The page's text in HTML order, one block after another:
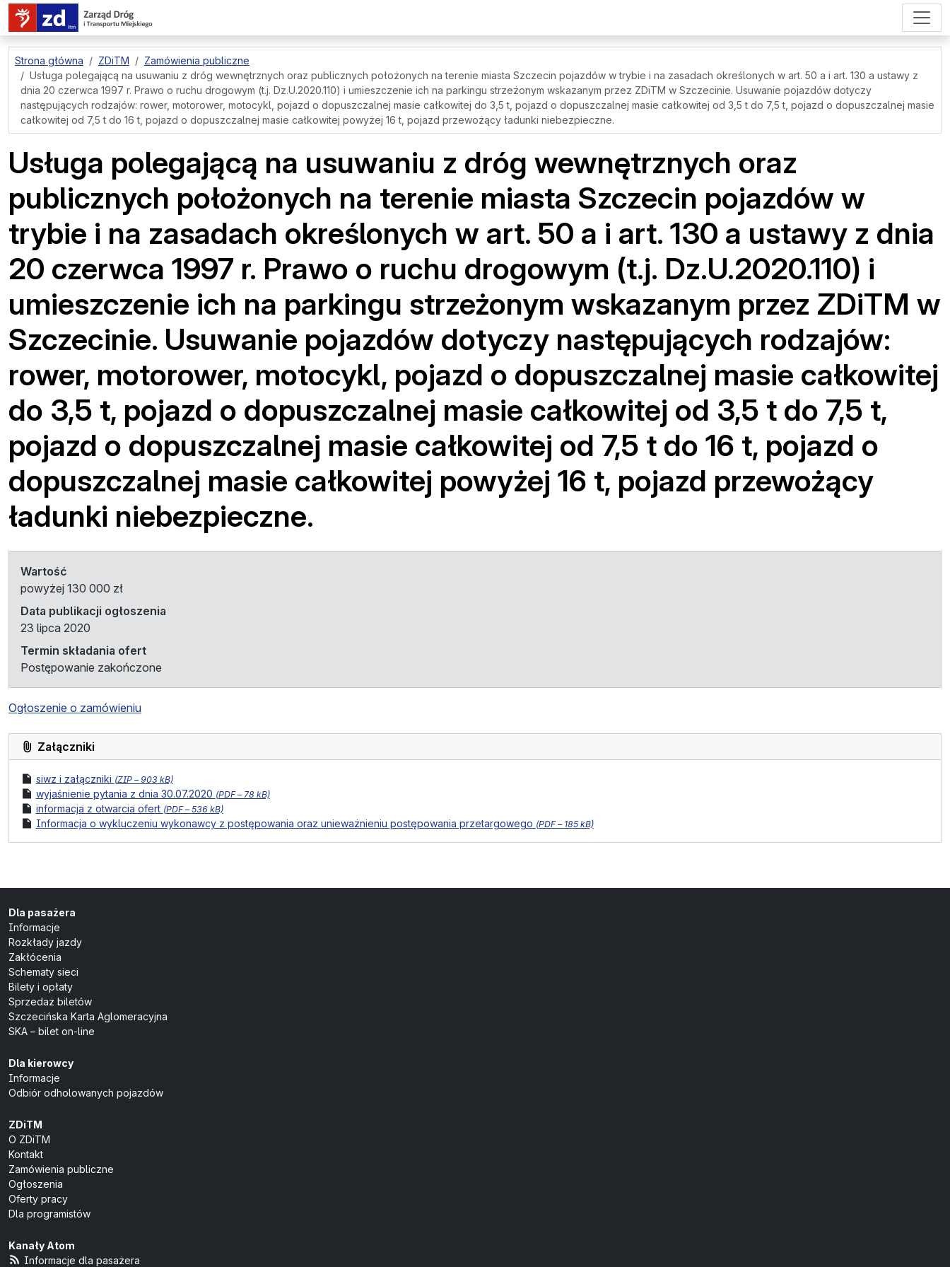
przejdź do treści strony
Strona główna ZDiTM
Zamówienia publiczne
Usługa polegającą na usuwaniu z dróg wewnętrznych oraz publicznych położonych na terenie miasta Szczecin pojazdów w trybie i na zasadach określonych w art. 50 a i art. 130 a ustawy z
dnia 20 czerwca 1997 r. Prawo o ruchu drogowym (t.j. Dz.U.2020.110) i umieszczenie ich na parkingu strzeżonym wskazanym przez ZDiTM w Szczecinie. Usuwanie pojazdów dotyczy
następujących rodzajów: rower, motorower, motocykl, pojazd o dopuszczalnej masie całkowitej do 3,5 t, pojazd o dopuszczalnej masie całkowitej od 3,5 t do 7,5 t, pojazd o dopuszczalnej masie
całkowitej od 7,5 t do 16 t, pojazd o dopuszczalnej masie całkowitej powyżej 16 t, pojazd przewożący ładunki niebezpieczne.
Usługa polegającą na usuwaniu z dróg wewnętrznych oraz
publicznych położonych na terenie miasta Szczecin pojazdów w
trybie i na zasadach określonych w art. 50 a i art. 130 a ustawy z dnia
20 czerwca 1997 r. Prawo o ruchu drogowym (t.j. Dz.U.2020.110) i
umieszczenie ich na parkingu strzeżonym wskazanym przez ZDiTM w
Szczecinie. Usuwanie pojazdów dotyczy następujących rodzajów:
rower, motorower, motocykl, pojazd o dopuszczalnej masie całkowitej
do 3,5 t, pojazd o dopuszczalnej masie całkowitej od 3,5 t do 7,5 t,
pojazd o dopuszczalnej masie całkowitej od 7,5 t do 16 t, pojazd o
dopuszczalnej masie całkowitej powyżej 16 t, pojazd przewożący
ładunki niebezpieczne.
Wartość
powyżej 130 000 zł
Data publikacji ogłoszenia
23 lipca 2020
Termin składania ofert
Postępowanie zakończone
Ogłoszenie o zamówieniu
Załączniki
plik
siwz i załączniki (format pliku:
ZIP – rozmiar pliku:
903 kB)
plik
wyjaśnienie pytania z dnia 30.07.2020 (format pliku:
PDF – rozmiar pliku:
78 kB)
plik
informacja z otwarcia ofert (format pliku:
PDF – rozmiar pliku:
536 kB)
plik
Informacja o wykluczeniu wykonawcy z postępowania oraz unieważnieniu postępowania przetargowego (format pliku:
PDF – rozmiar pliku:
185 kB)
Dla pasażera
Informacje
Rozkłady jazdy
Zakłócenia
Schematy sieci
Bilety i opłaty
Sprzedaż biletów
Szczecińska Karta Aglomeracyjna
SKA – bilet on-line
Dla kierowcy
Informacje
Odbiór odholowanych pojazdów
ZDiTM
O ZDiTM
Kontakt
Zamówienia publiczne
Ogłoszenia
Oferty pracy
Dla programistów
Kanały Atom
Informacje dla pasażera